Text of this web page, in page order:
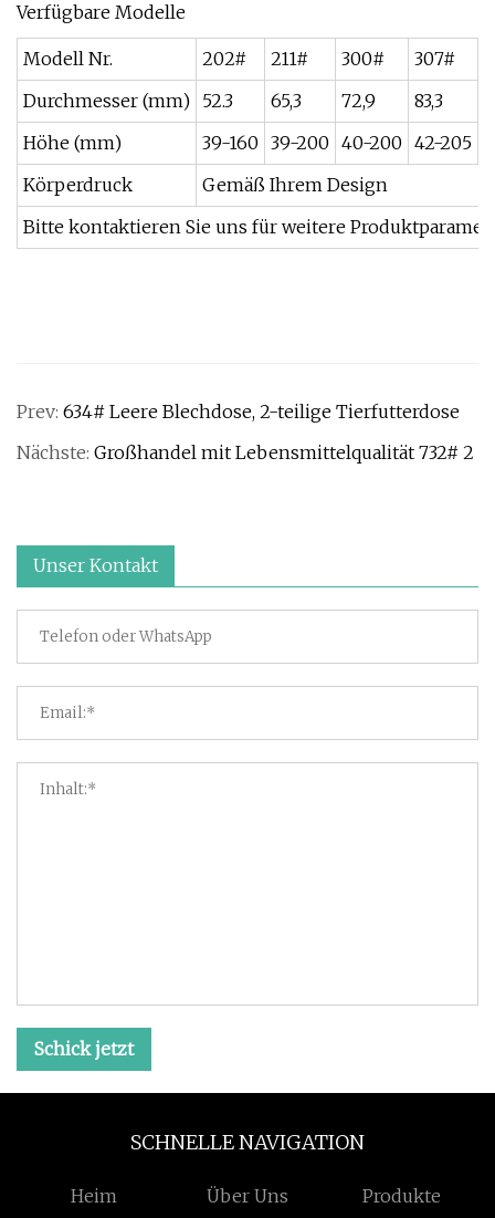
Verfügbare Modelle
Modell Nr. 202# 211# 300# 307#
Durchmesser (mm) 52.3 65,3 72,9 83,3
Höhe (mm)
39-160 39-200 40-200 42-205
Körperdruck
Gemäß Ihrem Design
Bitte kontaktieren Sie uns für weitere
Prev: 634# Leere Blechdose, 2-teilige Tierfutterdose
Nächste: Großhandel mit Lebensmittelqualität 732# 2
Unser Kontakt
Schick jetzt
SCHNELLE NAVIGATION
Heim Über Uns Produkte